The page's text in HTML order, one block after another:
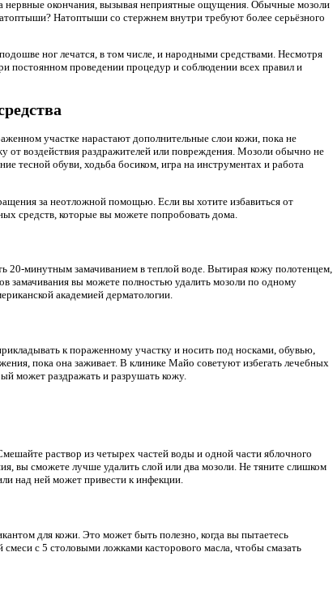
нервные окончания, вызывая неприятные ощущения. Обычные мозоли
Натоптыши со стержнем внутри требуют более серьёзного
ног лечатся, в том числе, и народными средствами. Несмотря
постоянном проведении процедур и соблюдении всех правил и
участке нарастают дополнительные слои кожи, пока не
от воздействия раздражителей или повреждения. Мозоли обычно не
тесной обуви, ходьба босиком, игра на инструментах и ​​работа
за неотложной помощью. Если вы хотите избавиться от
средств, которые вы можете попробовать дома.
20-минутным замачиванием в теплой воде. Вытирая кожу полотенцем,
замачивания вы можете полностью удалить мозоли по одному
академией дерматологии.
к пораженному участку и носить под носками, обувью,
пока она заживает. В клинике Майо советуют избегать лечебных
может раздражать и разрушать кожу.
раствор из четырех частей воды и одной части яблочного
вы сможете лучше удалить слой или два мозоли. Не тяните слишком
над ней может привести к инфекции.
для кожи. Это может быть полезно, когда вы пытаетесь
с 5 столовыми ложками касторового масла, чтобы смазать